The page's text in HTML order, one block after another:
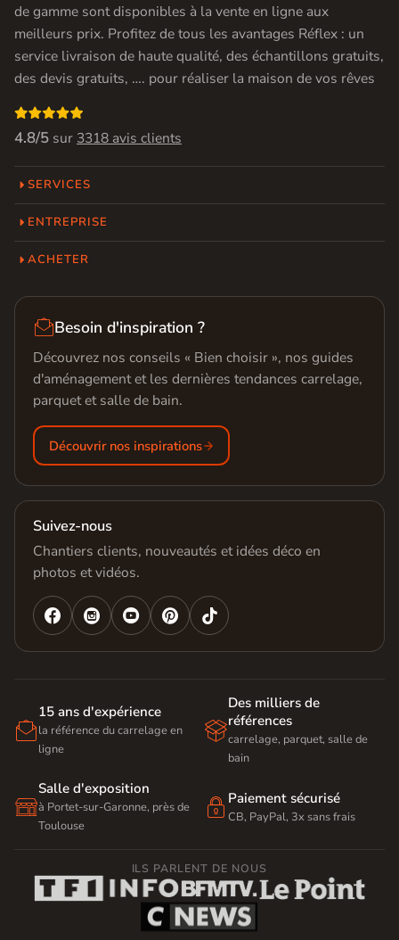
de gamme sont disponibles à la vente en ligne aux
meilleurs prix. Profitez de tous les avantages Réflex : un
service livraison de haute qualité, des échantillons gratuits,
des devis gratuits, …. pour réaliser la maison de vos rêves

4.8/5 sur 3318 avis clients
SERVICES
ENTREPRISE
ACHETER
Besoin d'inspiration ?
Découvrez nos conseils « Bien choisir », nos guides
d'aménagement et les dernières tendances carrelage,
parquet et salle de bain.
Découvrir nos inspirations
Suivez-nous
Chantiers clients, nouveautés et idées déco en
photos et vidéos.
   

15 ans d'expérience
la référence du carrelage en
ligne

Des milliers de
références
carrelage, parquet, salle de
bain

Salle d'exposition
à Portet-sur-Garonne, près de
Toulouse
 Paiement sécurisé
CB, PayPal, 3x sans frais
ILS PARLENT DE NOUS